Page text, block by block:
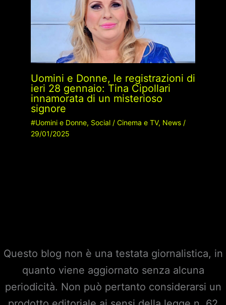
Uomini e Donne, le registrazioni di
ieri 28 gennaio: Tina Cipollari
innamorata di un misterioso
signore
#Uomini e Donne, Social/ Cinema e TV, News/
29/01/2025
Questo blog non è una testata giornalistica, in
quanto viene aggiornato senza alcuna
periodicità. Non può pertanto considerarsi un